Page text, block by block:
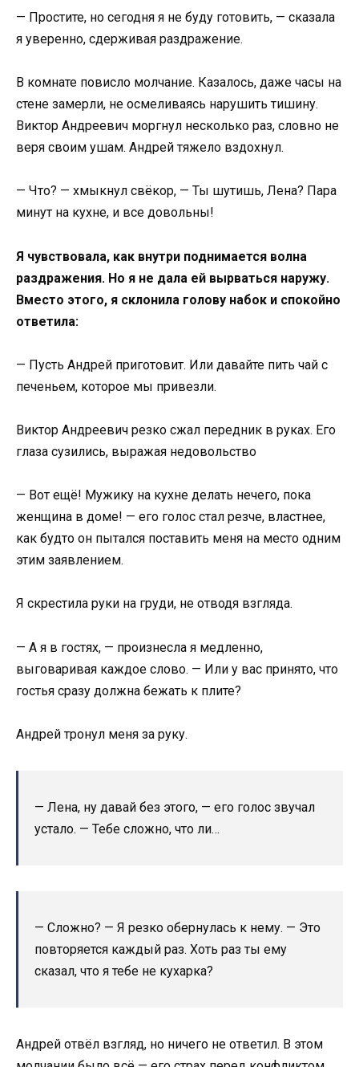
— Простите, но сегодня я не буду готовить, — сказала
я уверенно, сдерживая раздражение.
В комнате повисло молчание. Казалось, даже часы на
стене замерли, не осмеливаясь нарушить тишину.
Виктор Андреевич моргнул несколько раз, словно не
веря своим ушам. Андрей тяжело вздохнул.
— Что? — хмыкнул свёкор, — Ты шутишь, Лена? Пара
минут на кухне, и все довольны!
Я чувствовала, как внутри поднимается волна
раздражения. Но я не дала ей вырваться наружу.
Вместо этого, я склонила голову набок и спокойно
ответила:
— Пусть Андрей приготовит. Или давайте пить чай с
печеньем, которое мы привезли.
Виктор Андреевич резко сжал передник в руках. Его
глаза сузились, выражая недовольство
— Вот ещё! Мужику на кухне делать нечего, пока
женщина в доме! — его голос стал резче, властнее,
как будто он пытался поставить меня на место одним
этим заявлением.
Я скрестила руки на груди, не отводя взгляда.
— А я в гостях, — произнесла я медленно,
выговаривая каждое слово. — Или у вас принято, что
гостья сразу должна бежать к плите?
Андрей тронул меня за руку.
— Лена, ну давай без этого, — его голос звучал
устало. — Тебе сложно, что ли…
— Сложно? — Я резко обернулась к нему. — Это
повторяется каждый раз. Хоть раз ты ему
сказал, что я тебе не кухарка?
Андрей отвёл взгляд, но ничего не ответил. В этом